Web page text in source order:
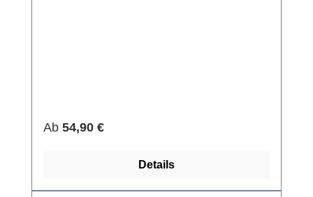
Regulärer Preis:
Ab 54,90 €
Details